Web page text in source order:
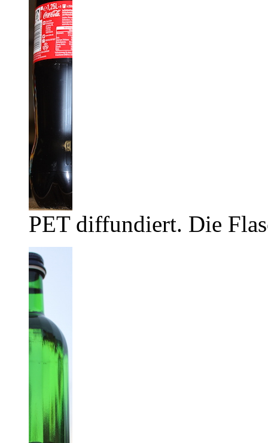
PET diffundiert. Die